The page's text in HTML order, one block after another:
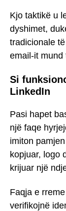
Kjo taktikë u
dyshimet,
tradicionale
email-it mund
Si
LinkedIn
Pasi hapet
një faqe
imiton
kopjuar, logo
krijuar një
Faqja e
verifikojnë